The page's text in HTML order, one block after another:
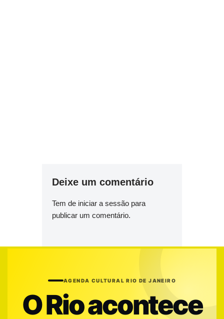
Deixe um comentário
Tem de iniciar a sessão para
publicar um comentário.
AGENDA CULTURAL RIO DE JANEIRO
O Rio acontece